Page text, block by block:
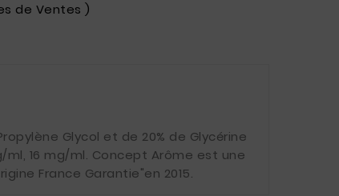
de Ventes )
Glycol et de 20% de Glycérine
16 mg/ml. Concept Arôme est une
France Garantie"en 2015.